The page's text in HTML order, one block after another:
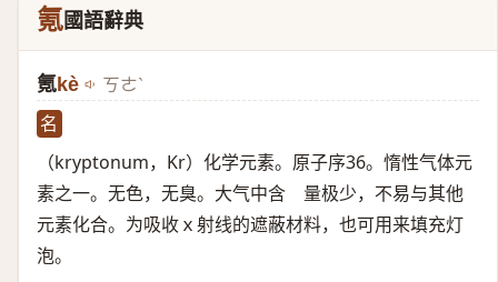
氪國語辭典
氪kè ㄎㄜˋ
名
（kryptonum，Kr）​化学元素。原子序36。惰性气体元
素之一。无色，无臭。大气中含 量极少，不易与其他
元素化合。为吸收ｘ射线的遮蔽材料，也可用来填充灯
泡。